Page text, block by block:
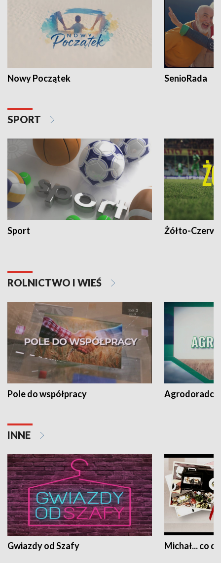
Nowy Początek SenioRada
SPORT
Sport Żółto-
ROLNICTWO I WIEŚ
Pole do współpracy Agrodoradcy
INNE
Gwiazdy od Szafy Michał... co